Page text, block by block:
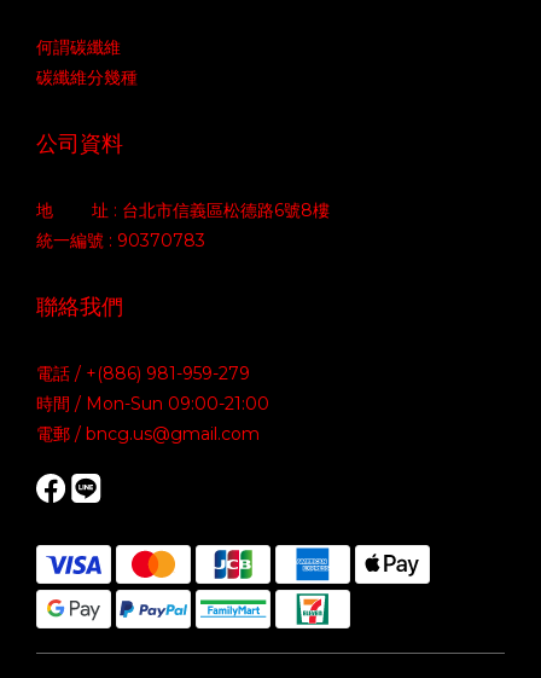
何謂碳纖維
碳纖維分幾種
公司資料
地 址 : 台北市信義區松德路6號8樓
統一編號 : 90370783
聯絡我們
電話 / +(886) 981-959-279
時間 / Mon-Sun 09:00-21:00
電郵 / bncg.us@gmail.com